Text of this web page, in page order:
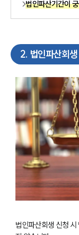
법인파산기간이
2. 법인파산회
법인파산회생 신청